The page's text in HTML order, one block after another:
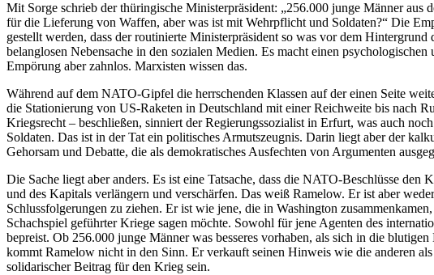
Mit Sorge schrieb der thüringische Ministerpräsident: „256.000 junge Männer
für die Lieferung von Waffen, aber was ist mit Wehrpflicht und Soldaten?“ Die
gestellt werden, dass der routinierte Ministerpräsident so was vor dem
belanglosen Nebensache in den sozialen Medien. Es macht einen
Empörung aber zahnlos. Marxisten wissen das.
Während auf dem NATO-Gipfel die herrschenden Klassen auf der einen Seite
die Stationierung von US-Raketen in Deutschland mit einer Reichweite bis nach
Kriegsrecht – beschließen, sinniert der Regierungssozialist in Erfurt, was auch
Soldaten. Das ist in der Tat ein politisches Armutszeugnis. Darin liegt aber der
Gehorsam und Debatte, die als demokratisches Ausfechten von Argumenten
Die Sache liegt aber anders. Es ist eine Tatsache, dass die NATO-Beschlüsse
und des Kapitals verlängern und verschärfen. Das weiß Ramelow. Er ist aber
Schlussfolgerungen zu ziehen. Er ist wie jene, die in Washington
Schachspiel geführter Kriege sagen möchte. Sowohl für jene Agenten des
bepreist. Ob 256.000 junge Männer was besseres vorhaben, als sich in die
kommt Ramelow nicht in den Sinn. Er verkauft seinen Hinweis wie die anderen
solidarischer Beitrag für den Krieg sein.